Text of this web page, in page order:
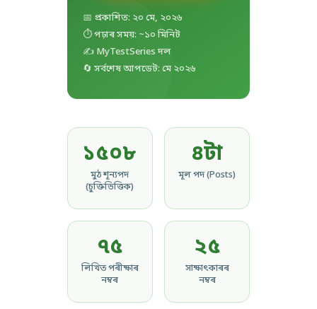
📅 প্ৰকাশিত: ২০ মে, ২০২৬
⏱ পঢ়াৰ সময়: ~১০ মিনিট
✍ MyTestSeries দল
🔄 সৰ্বশেষ আপডেট: মে ২০২৬
১৫০৮
মুঠ শূন্যপদ
(চুক্তিভিত্তিক)
৪টা
মূল পদ (Posts)
৭৫
লিখিত পৰীক্ষাৰ
নম্বৰ
২৫
সাক্ষাৎকাৰৰ
নম্বৰ